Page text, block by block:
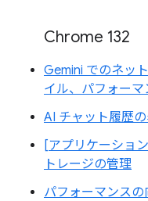
Chrome 132
Gemini でのネッ
イル、パフォー
AI チャット履歴
[アプリケーショ
トレージの管理
パフォーマンスの